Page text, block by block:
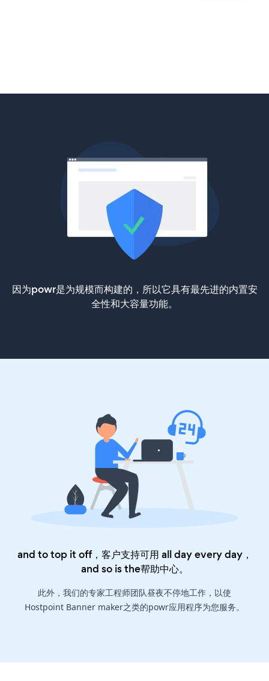
因为powr是为规模而构建的，所以它具有最先进的内置安
全性和大容量功能。
and to top it off，客户支持可用 all day every day，
and so is the帮助中心。
此外，我们的专家工程师团队昼夜不停地工作，以使
Hostpoint Banner maker之类的powr应用程序为您服务。